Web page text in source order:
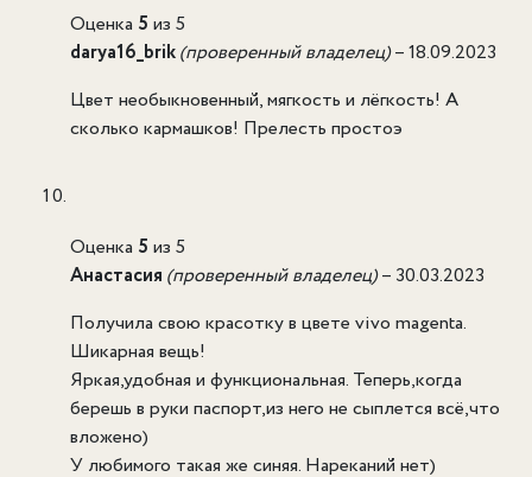
Оценка 5 из 5
darya16_brik(проверенный владелец)–18.09.2023
Цвет необыкновенный, мягкость и лёгкость! А
сколько кармашков! Прелесть простоэ
Оценка 5 из 5
Анастасия (проверенный владелец)– 30.03.2023
Получила свою красотку в цвете vivo magenta.
Шикарная вещь!
Яркая,удобная и функциональная. Теперь,когда
берешь в руки паспорт,из него не сыплется всё,что
вложено)
У любимого такая же синяя. Нареканий нет)